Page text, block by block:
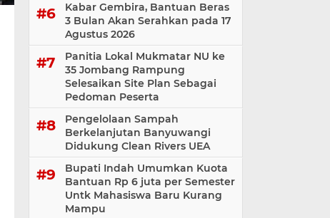
Kabar Gembira, Bantuan Beras
3 Bulan Akan Serahkan pada 17
Agustus 2026
Panitia Lokal Mukmatar NU ke
35 Jombang Rampung
Selesaikan Site Plan Sebagai
Pedoman Peserta
Pengelolaan Sampah
Berkelanjutan Banyuwangi
Didukung Clean Rivers UEA
Bupati Indah Umumkan Kuota
Bantuan Rp 6 juta per Semester
Untk Mahasiswa Baru Kurang
Mampu